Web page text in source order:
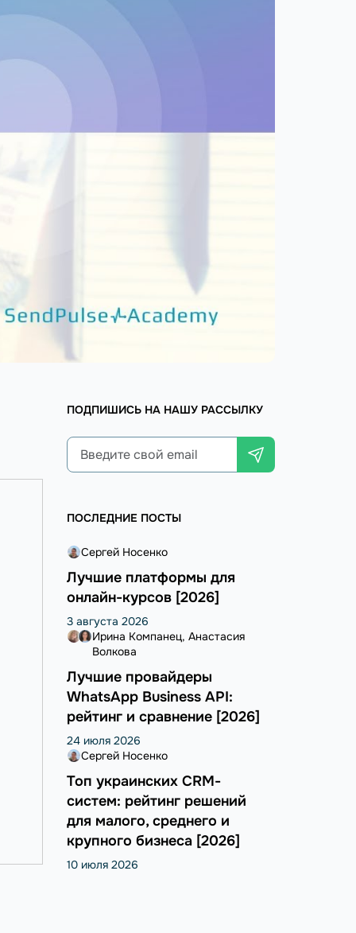
ПОДПИШИСЬ НА НАШУ РАССЫЛКУ
ПОСЛЕДНИЕ ПОСТЫ
Сергей Носенко
Лучшие платформы для
онлайн-курсов [2026]
3 августа 2026
Ирина Компанец Анастасия
Волкова
Лучшие провайдеры
WhatsApp Business API:
рейтинг и сравнение [2026]
24 июля 2026
Сергей Носенко
Топ украинских CRM-
систем: рейтинг решений
для малого, среднего и
крупного бизнеса [2026]
10 июля 2026